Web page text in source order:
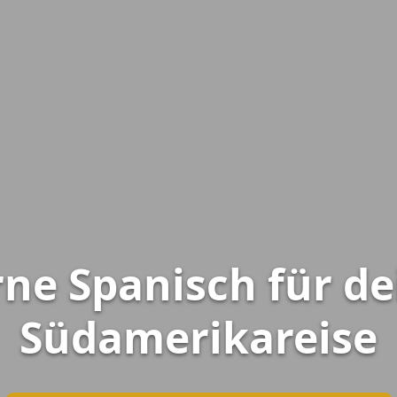
Spanisch für
Südamerikareise